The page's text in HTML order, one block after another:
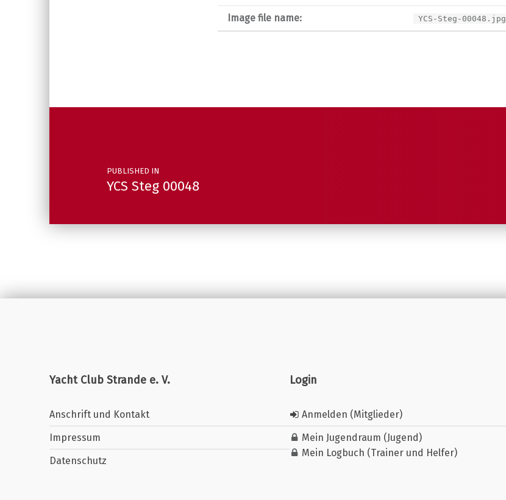
Image file name: YCS-Steg-00048.jpg
Post navigation
PUBLISHED IN
YCS Steg 00048
Yacht Club Strande e. V.
Anschrift und Kontakt
Impressum
Datenschutz
Login
Anmelden (Mitglieder)
Mein Jugendraum (Jugend)
Mein Logbuch (Trainer und Helfer)